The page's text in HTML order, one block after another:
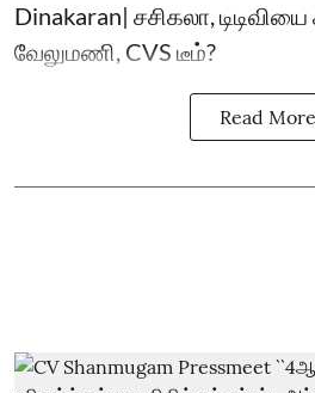
Dinakaran| சசிகலா,
வேலுமணி, CVS டீம்?
Read More